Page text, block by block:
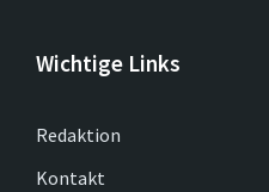
Wichtige Links
Redaktion
Kontakt